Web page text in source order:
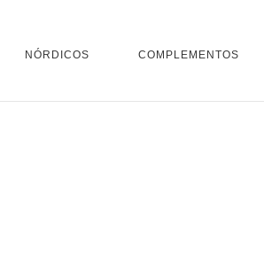
NÓRDICOS COMPLEMENTOS